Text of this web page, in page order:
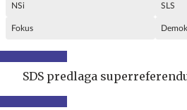
NSi SLS
Fokus
SDS predlaga